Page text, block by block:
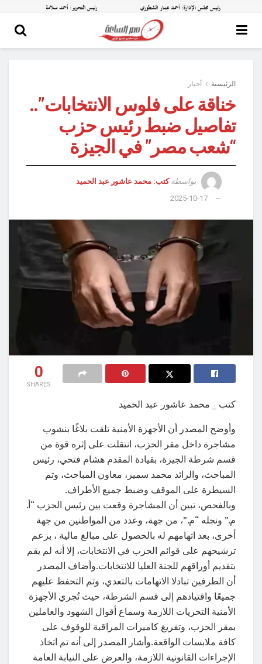
الرئيسية أخبار
خناقة على فلوس الانتخابات”..
تفاصيل ضبط رئيس حزب
“شعب مصر” في الجيزة
بواسطة كتب: محمد عاشور عبد الحميد
2025-10-17
0
SHARES
كتب _ محمد عاشور عبد الحميد
وأوضح المصدر أن الأجهزة الأمنية تلقت بلاغًا بنشوب
مشاجرة داخل مقر الحزب، انتقلت على إثره قوة من
قسم شرطة الجيزة، بقيادة المقدم هشام فتحي، رئيس
المباحث، والرائد محمد سمير، معاون المباحث، وتم
السيطرة على الموقف وضبط جميع الأطراف.
وبالفحص، تبين أن المشاجرة وقعت بين رئيس الحزب “أ.
م.” ونجله “م.”، من جهة، وعدد من المواطنين من جهة
أخرى، بعد اتهامهم له بالحصول على مبالغ مالية ، بزعم
ترشيحهم على قوائم الحزب في الانتخابات، إلا أنه لم يقم
بتقديم أوراقهم للجنة العليا للانتخابات.وأضاف المصدر
أن الطرفين تبادلا الاتهامات بالتعدي، وتم التحفظ عليهم
جميعًا واقتيادهم إلى قسم الشرطة، حيث تُجري الأجهزة
الأمنية التحريات اللازمة وسماع أقوال الشهود والعاملين
بمقر الحزب، وتفريغ كاميرات المراقبة للوقوف على
كافة ملابسات الواقعة.وأشار المصدر إلى أنه تم اتخاذ
الإجراءات القانونية اللازمة، والعرض على النيابة العامة